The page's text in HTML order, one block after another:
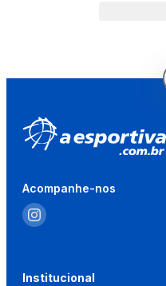
Acompanhe-nos
Institucional